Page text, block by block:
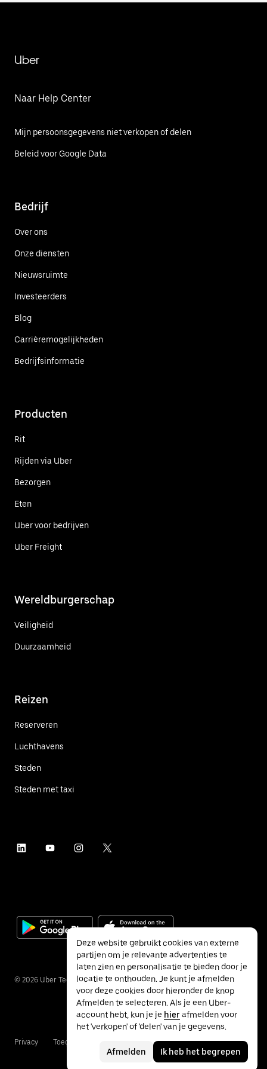
Uber
Naar Help Center
Mijn persoonsgegevens niet verkopen of delen
Beleid voor Google Data
Bedrijf
Over ons
Onze diensten
Nieuwsruimte
Investeerders
Blog
Carrièremogelijkheden
Bedrijfsinformatie
Producten
Rit
Rijden via Uber
Bezorgen
Eten
Uber voor bedrijven
Uber Freight
Wereldburgerschap
Veiligheid
Duurzaamheid
Reizen
Reserveren
Luchthavens
Steden
Steden met taxi
© 2026 Uber Technologies Inc.
Privacy Toegankelijkheid Voorwaarden
Deze website gebruikt cookies van externe
partijen om je relevante advertenties te
laten zien en personalisatie te bieden door je
locatie te onthouden. Je kunt je afmelden
voor deze cookies door hieronder de knop
Afmelden te selecteren. Als je een Uber-
account hebt, kun je je hierafmelden voor
het 'verkopen' of 'delen' van je gegevens.
Afmelden Ik heb het begrepen